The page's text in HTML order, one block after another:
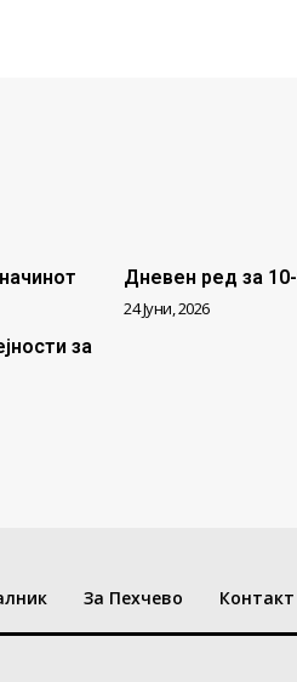
за
Дневен ред за
24 Јуни, 2026
За Пехчево Контакт